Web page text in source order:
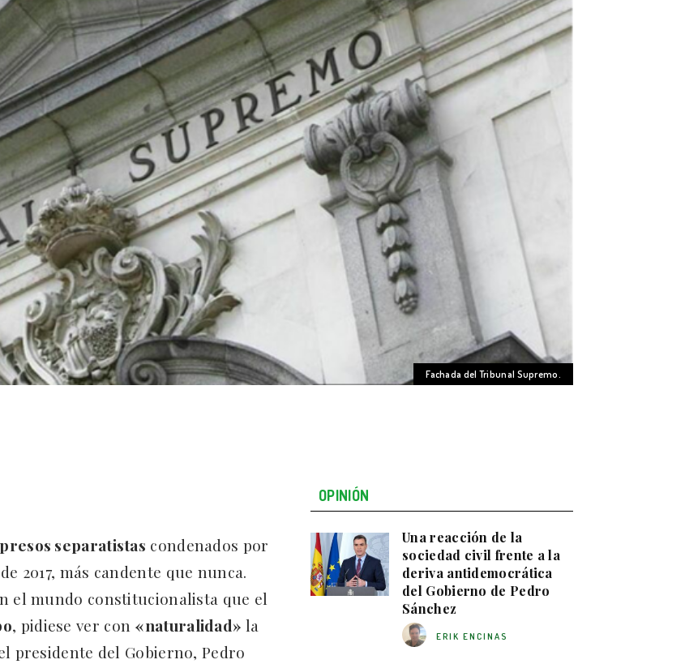
Fachada del Tribunal Supremo.
separatistas condenados por
2017, más candente que nunca.
el mundo constitucionalista que el
, pidiese ver con «naturalidad» la
presidente del Gobierno, Pedro
OPINIÓN
Una reacción de la
sociedad civil frente a la
deriva antidemocrática
del Gobierno de Pedro
Sánchez
ERIK ENCINAS